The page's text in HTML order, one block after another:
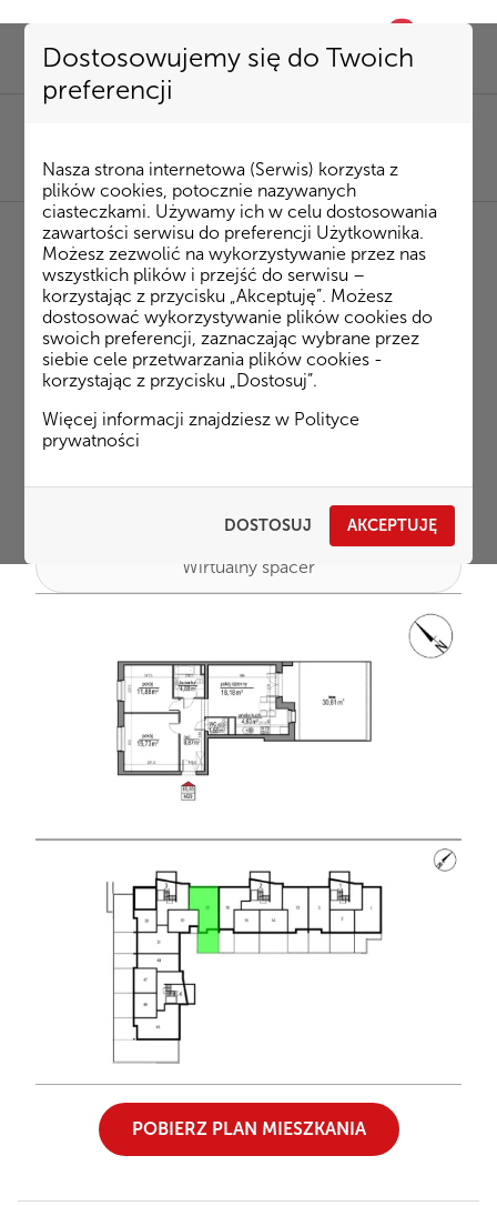
Dostosowujemy się do Twoich
preferencji
Nasza strona internetowa (Serwis) korzysta z
plików cookies, potocznie nazywanych
ciasteczkami. Używamy ich w celu dostosowania
zawartości serwisu do preferencji Użytkownika.
Możesz zezwolić na wykorzystywanie przez nas
wszystkich plików i przejść do serwisu –
korzystając z przycisku „Akceptuję”. Możesz
dostosować wykorzystywanie plików cookies do
swoich preferencji, zaznaczając wybrane przez
siebie cele przetwarzania plików cookies -
korzystając z przycisku „Dostosuj”.
Więcej informacji znajdziesz w Polityce
prywatności
DOSTOSUJ AKCEPTUJĘ
favorite
85 74 15 087|mieszkania@kombinatbud.pl
◂ Strona Główna / Inwestycje / Osiedle Rytm /
Ateńska budynek 4 m. 29
Ateńska budynek 4 m. 29
Rzut 3D
Wirtualny spacer
POBIERZ PLAN MIESZKANIA